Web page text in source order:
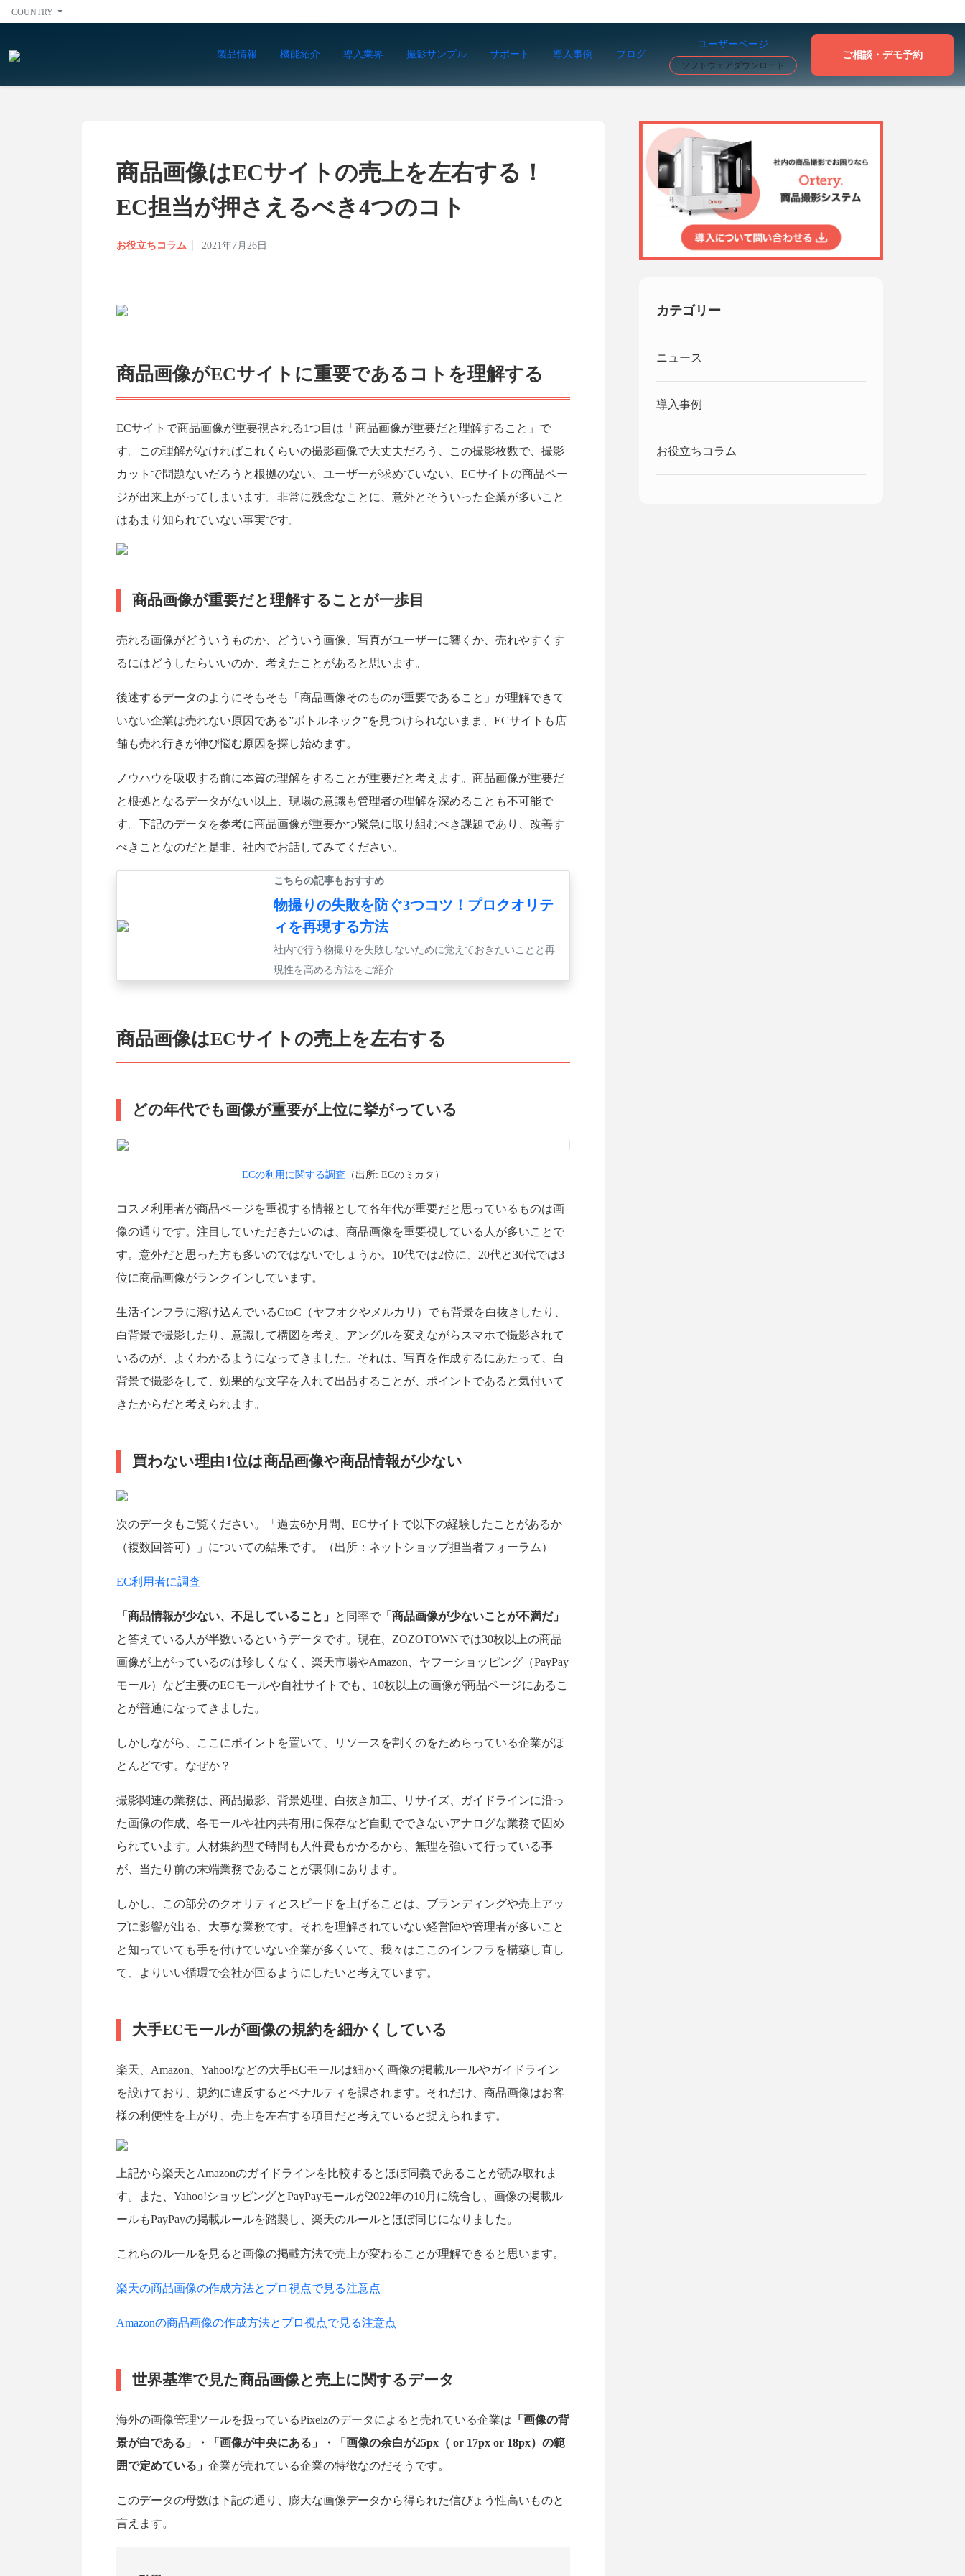
COUNTRY
製品情報 機能紹介 導入業界 撮影サンプル サポート 導入事例 ブログ
ユーザーページ
ソフトウェアダウンロード
ご相談・デモ予約
商品画像はECサイトの売上を左右する！
EC担当が押さえるべき4つのコト
お役立ちコラム 2021年7月26日
商品画像がECサイトに重要であるコトを理解する
ECサイトで商品画像が重要視される1つ目は「商品画像が重要だと理解すること」で
す。この理解がなければこれくらいの撮影画像で大丈夫だろう、この撮影枚数で、撮影
カットで問題ないだろうと根拠のない、ユーザーが求めていない、ECサイトの商品ペー
ジが出来上がってしまいます。非常に残念なことに、意外とそういった企業が多いこと
はあまり知られていない事実です。
商品画像が重要だと理解することが一歩目
売れる画像がどういうものか、どういう画像、写真がユーザーに響くか、売れやすくす
るにはどうしたらいいのか、考えたことがあると思います。
後述するデータのようにそもそも「商品画像そのものが重要であること」が理解できて
いない企業は売れない原因である”ボトルネック”を見つけられないまま、ECサイトも店
舗も売れ行きが伸び悩む原因を探し始めます。
ノウハウを吸収する前に本質の理解をすることが重要だと考えます。商品画像が重要だ
と根拠となるデータがない以上、現場の意識も管理者の理解を深めることも不可能で
す。下記のデータを参考に商品画像が重要かつ緊急に取り組むべき課題であり、改善す
べきことなのだと是非、社内でお話してみてください。
こちらの記事もおすすめ
物撮りの失敗を防ぐ3つコツ！プロクオリテ
ィを再現する方法
社内で行う物撮りを失敗しないために覚えておきたいことと再
現性を高める方法をご紹介
商品画像はECサイトの売上を左右する
どの年代でも画像が重要が上位に挙がっている
ECの利用に関する調査 （出所: ECのミカタ）
コスメ利用者が商品ページを重視する情報として各年代が重要だと思っているものは画
像の通りです。注目していただきたいのは、商品画像を重要視している人が多いことで
す。意外だと思った方も多いのではないでしょうか。10代では2位に、20代と30代では3
位に商品画像がランクインしています。
生活インフラに溶け込んでいるCtoC（ヤフオクやメルカリ）でも背景を白抜きしたり、
白背景で撮影したり、意識して構図を考え、アングルを変えながらスマホで撮影されて
いるのが、よくわかるようになってきました。それは、写真を作成するにあたって、白
背景で撮影をして、効果的な文字を入れて出品することが、ポイントであると気付いて
きたからだと考えられます。
買わない理由1位は商品画像や商品情報が少ない
次のデータもご覧ください。「過去6か月間、ECサイトで以下の経験したことがあるか
（複数回答可）」についての結果です。（出所：ネットショップ担当者フォーラム）
EC利用者に調査
「商品情報が少ない、不足していること」 と同率で 「商品画像が少ないことが不満だ」
と答えている人が半数いるというデータです。現在、ZOZOTOWNでは30枚以上の商品
画像が上がっているのは珍しくなく、楽天市場やAmazon、ヤフーショッピング（PayPay
モール）など主要のECモールや自社サイトでも、10枚以上の画像が商品ページにあるこ
とが普通になってきました。
しかしながら、ここにポイントを置いて、リソースを割くのをためらっている企業がほ
とんどです。なぜか？
撮影関連の業務は、商品撮影、背景処理、白抜き加工、リサイズ、ガイドラインに沿っ
た画像の作成、各モールや社内共有用に保存など自動でできないアナログな業務で固め
られています。人材集約型で時間も人件費もかかるから、無理を強いて行っている事
が、当たり前の末端業務であることが裏側にあります。
しかし、この部分のクオリティとスピードを上げることは、ブランディングや売上アッ
プに影響が出る、大事な業務です。それを理解されていない経営陣や管理者が多いこと
と知っていても手を付けていない企業が多くいて、我々はここのインフラを構築し直し
て、よりいい循環で会社が回るようにしたいと考えています。
大手ECモールが画像の規約を細かくしている
楽天、Amazon、Yahoo!などの大手ECモールは細かく画像の掲載ルールやガイドライン
を設けており、規約に違反するとペナルティを課されます。それだけ、商品画像はお客
様の利便性を上がり、売上を左右する項目だと考えていると捉えられます。
上記から楽天とAmazonのガイドラインを比較するとほぼ同義であることが読み取れま
す。また、Yahoo!ショッピングとPayPayモールが2022年の10月に統合し、画像の掲載ル
ールもPayPayの掲載ルールを踏襲し、楽天のルールとほぼ同じになりました。
これらのルールを見ると画像の掲載方法で売上が変わることが理解できると思います。
楽天の商品画像の作成方法とプロ視点で見る注意点
Amazonの商品画像の作成方法とプロ視点で見る注意点
世界基準で見た商品画像と売上に関するデータ
海外の画像管理ツールを扱っているPixelzのデータによると売れている企業は 「画像の背
景が白である」・「画像が中央にある」・「画像の余白が25px（ or 17px or 18px）の範
囲で定めている」 企業が売れている企業の特徴なのだそうです。
このデータの母数は下記の通り、膨大な画像データから得られた信ぴょう性高いものと
言えます。
カテゴリー
ニュース
導入事例
お役立ちコラム